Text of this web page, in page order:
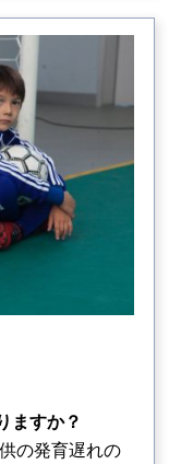
ますか？
の発育遅れの